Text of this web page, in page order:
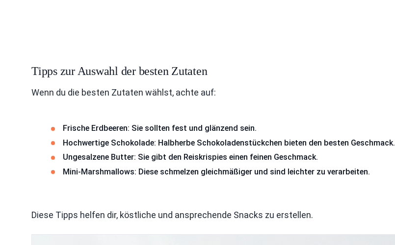
Tipps zur Auswahl der besten Zutaten
Wenn du die besten Zutaten wählst, achte auf:
Frische Erdbeeren: Sie sollten fest und glänzend sein.
Hochwertige Schokolade: Halbherbe Schokoladenstückchen bieten den besten Geschmack.
Ungesalzene Butter: Sie gibt den Reiskrispies einen feinen Geschmack.
Mini-Marshmallows: Diese schmelzen gleichmäßiger und sind leichter zu verarbeiten.
Diese Tipps helfen dir, köstliche und ansprechende Snacks zu erstellen.